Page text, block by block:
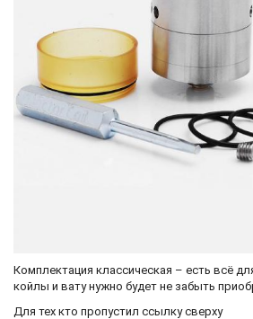
Комплектация классическая – есть всё
койлы и вату нужно будет не забыть
Для тех кто пропустил ссылку сверху